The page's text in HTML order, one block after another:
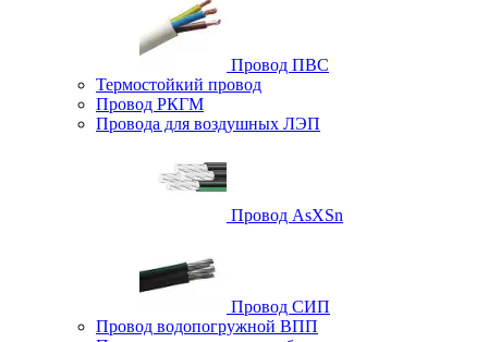
Провод ПВС
Термостойкий провод
Провод РКГМ
Провода для воздушных ЛЭП
Провод AsXSn
Провод СИП
Провод водопогружной ВПП